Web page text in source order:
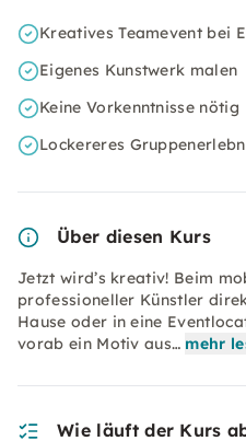
Kreatives Teamevent bei
Eigenes Kunstwerk malen
Keine Vorkenntnisse nötig
Lockereres
Über diesen Kurs
Jetzt wird’s kreativ! Beim
professioneller Künstler
Hause oder in eine
vorab ein Motiv aus… mehr
Wie läuft der Kurs